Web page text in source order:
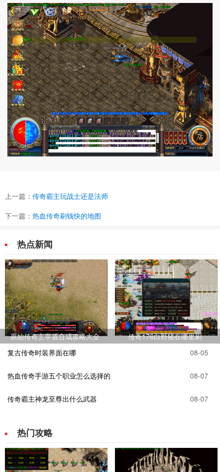
上一篇： 传奇霸主玩战士还是法师
下一篇： 热血传奇刷钱快的地图
热点新闻
原始传奇主宰盾合成攻略大全
传奇176白野猪在哪里刷
复古传奇时装界面在哪
08-05
热血传奇手游五个职业怎么选择的 08-07
传奇霸主神龙至尊出什么武器 08-07
热门攻略